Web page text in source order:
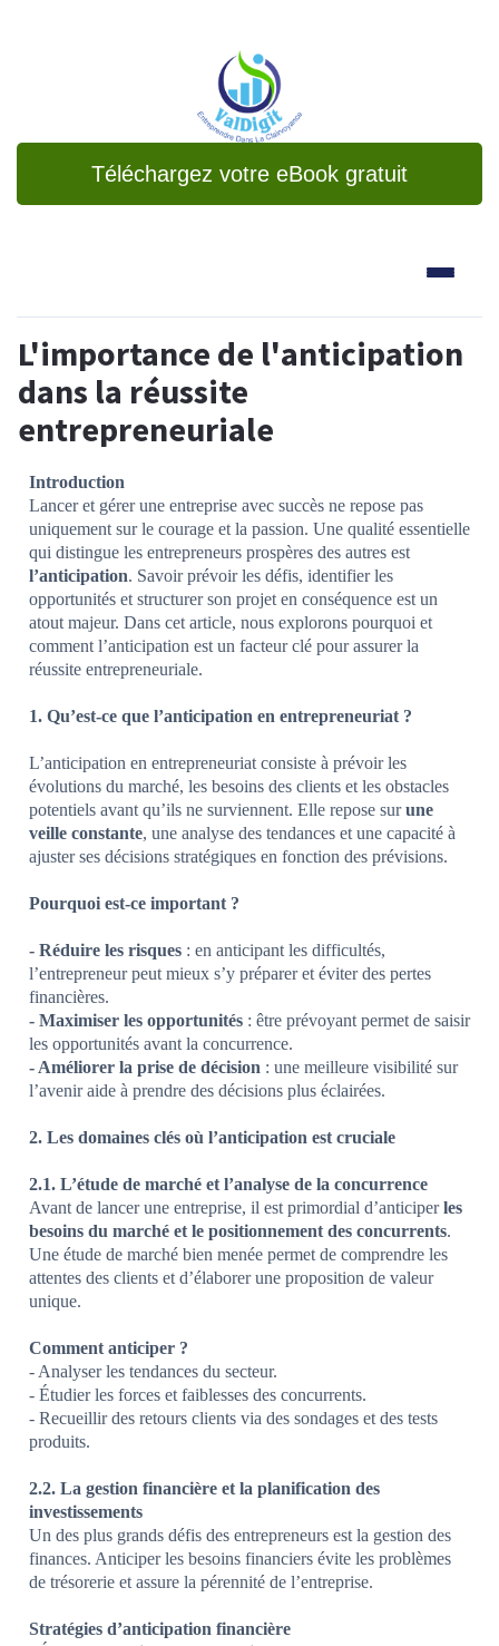
Téléchargez votre eBook gratuit
L'importance de l'anticipation
dans la réussite
entrepreneuriale
Introduction
Lancer et gérer une entreprise avec succès ne repose pas
uniquement sur le courage et la passion. Une qualité essentielle
qui distingue les entrepreneurs prospères des autres est
l’anticipation. Savoir prévoir les défis, identifier les
opportunités et structurer son projet en conséquence est un
atout majeur. Dans cet article, nous explorons pourquoi et
comment l’anticipation est un facteur clé pour assurer la
réussite entrepreneuriale.
1. Qu’est-ce que l’anticipation en entrepreneuriat ?
L’anticipation en entrepreneuriat consiste à prévoir les
évolutions du marché, les besoins des clients et les obstacles
potentiels avant qu’ils ne surviennent. Elle repose surune
veille constante, une analyse des tendances et une capacité à
ajuster ses décisions stratégiques en fonction des prévisions.
Pourquoi est-ce important ?
- Réduire les risques : en anticipant les difficultés,
l’entrepreneur peut mieux s’y préparer et éviter des pertes
financières.
- Maximiser les opportunités : être prévoyant permet de saisir
les opportunités avant la concurrence.
- Améliorer la prise de décision : une meilleure visibilité sur
l’avenir aide à prendre des décisions plus éclairées.
2. Les domaines clés où l’anticipation est cruciale
2.1. L’étude de marché et l’analyse de la concurrence
Avant de lancer une entreprise, il est primordial d’anticiperles
besoins du marché et le positionnement des concurrents.
Une étude de marché bien menée permet de comprendre les
attentes des clients et d’élaborer une proposition de valeur
unique.
Comment anticiper ?
- Analyser les tendances du secteur.
- Étudier les forces et faiblesses des concurrents.
- Recueillir des retours clients via des sondages et des tests
produits.
2.2. La gestion financière et la planification des
investissements
Un des plus grands défis des entrepreneurs est la gestion des
finances. Anticiper les besoins financiers évite les problèmes
de trésorerie et assure la pérennité de l’entreprise.
Stratégies d’anticipation financière